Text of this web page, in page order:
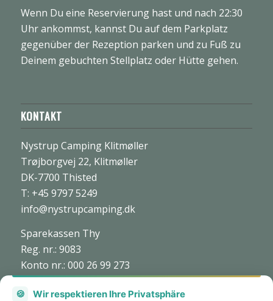
Wenn Du eine Reservierung hast und nach 22:30
Uhr ankommst, kannst Du auf dem Parkplatz
gegenüber der Rezeption parken und zu Fuß zu
Deinem gebuchten Stellplatz oder Hütte gehen.
KONTAKT
Nystrup Camping Klitmøller
Trøjborgvej 22, Klitmøller
DK-7700 Thisted
T: +45 9797 5249
info@nystrupcamping.dk
Sparekassen Thy
Reg. nr.: 9083
Konto nr.: 000 26 99 273
CVR: nr. 27 70 45 73
🍪 Wir respektieren Ihre Privatsphäre